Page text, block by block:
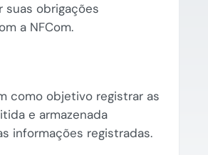
obrigações
a NFCom.
como objetivo registrar as
e armazenada
informações registradas.